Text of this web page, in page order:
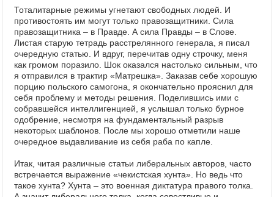
Архив
Фототоп
Видеотоп
Тоталитарные режимы угнетают свободных людей. И
противостоять им могут только правозащитники. Сила
правозащитника – в Правде. А сила Правды – в Слове.
Листая старую тетрадь расстрелянного генерала, я писал
очередную статью. И вдруг, перечитав одну строчку, меня
как громом поразило. Шок оказался настолько сильным, что
я отправился в трактир «Матрешка». Заказав себе хорошую
порцию польского самогона, я окончательно прояснил для
себя проблему и методы решения. Поделившись ими с
собравшейся интеллигенцией, я услышал только бурное
одобрение, несмотря на фундаментальный разрыв
некоторых шаблонов. После мы хорошо отметили наше
очередное выдавливание из себя раба по капле.
Итак, читая различные статьи либеральных авторов, часто
встречается выражение «чекистская хунта». Но ведь что
такое хунта? Хунта – это военная диктатура правого толка.